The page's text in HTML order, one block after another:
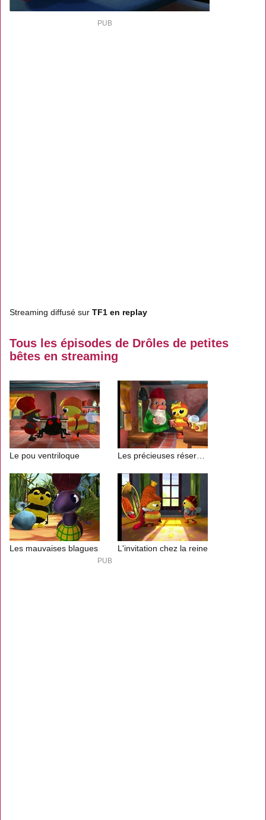
Streaming diffusé sur TF1 en replay
Tous les épisodes de Drôles de petites
bêtes en streaming
Le pou ventriloque
Les mauvaises blagues L'invitation chez la reine